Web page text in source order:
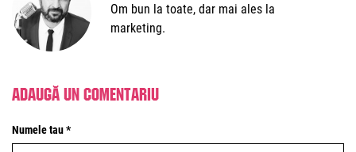
Om bun la toate, dar mai ales la
marketing.
Adaugă un comentariu
Numele tau *